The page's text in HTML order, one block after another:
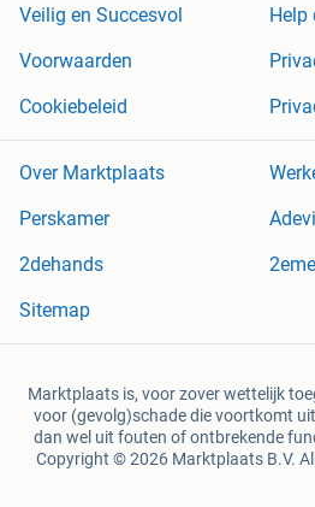
Veilig en Succesvol
Help
Voorwaarden
Cookiebeleid
Over Marktplaats
Perskamer
2dehands
Sitemap
Marktplaats is, voor zover wettelijk
voor (gevolg)schade die voortkomt
dan wel uit fouten of ontbrekende
Copyright © 2026 Marktplaats B.V.